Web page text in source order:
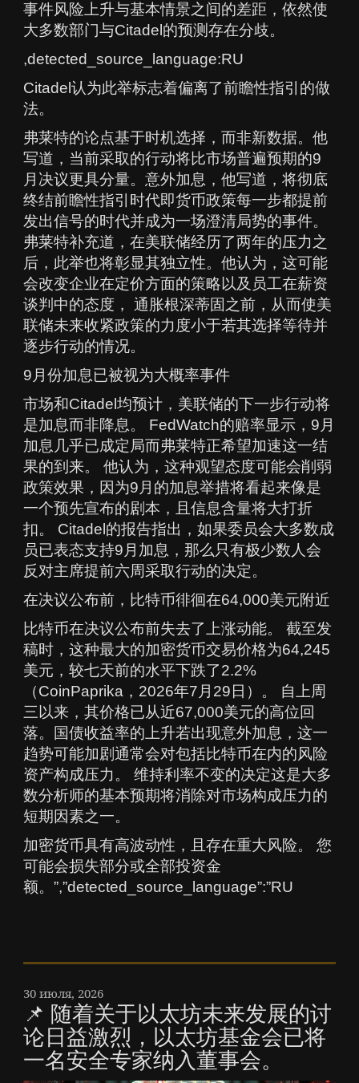
事件风险上升与基本情景之间的差距，依然使
大多数部门与Citadel的预测存在分歧。
,detected_source_language:RU
Citadel认为此举标志着偏离了前瞻性指引的做
法。
弗莱特的论点基于时机选择，而非新数据。他
写道，当前采取的行动将比市场普遍预期的9
月决议更具分量。意外加息，他写道，将彻底
终结前瞻性指引时代即货币政策每一步都提前
发出信号的时代并成为一场澄清局势的事件。
弗莱特补充道，在美联储经历了两年的压力之
后，此举也将彰显其独立性。他认为，这可能
会改变企业在定价方面的策略以及员工在薪资
谈判中的态度， 通胀根深蒂固之前，从而使美
联储未来收紧政策的力度小于若其选择等待并
逐步行动的情况。
9月份加息已被视为大概率事件
市场和Citadel均预计，美联储的下一步行动将
是加息而非降息。 FedWatch的赔率显示，9月
加息几乎已成定局而弗莱特正希望加速这一结
果的到来。 他认为，这种观望态度可能会削弱
政策效果，因为9月的加息举措将看起来像是
一个预先宣布的剧本，且信息含量将大打折
扣。 Citadel的报告指出，如果委员会大多数成
员已表态支持9月加息，那么只有极少数人会
反对主席提前六周采取行动的决定。
在决议公布前，比特币徘徊在64,000美元附近
比特币在决议公布前失去了上涨动能。 截至发
稿时，这种最大的加密货币交易价格为64,245
美元，较七天前的水平下跌了2.2%
（CoinPaprika，2026年7月29日）。 自上周
三以来，其价格已从近67,000美元的高位回
落。国债收益率的上升若出现意外加息，这一
趋势可能加剧通常会对包括比特币在内的风险
资产构成压力。 维持利率不变的决定这是大多
数分析师的基本预期将消除对市场构成压力的
短期因素之一。
加密货币具有高波动性，且存在重大风险。 您
可能会损失部分或全部投资金
额。”,”detected_source_language”:”RU
30 июля, 2026
📌 随着关于以太坊未来发展的讨
论日益激烈，以太坊基金会已将
一名安全专家纳入董事会。